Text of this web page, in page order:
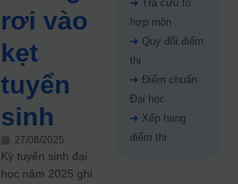
rơi vào
kẹt
tuyển
sinh
27/08/2025
Kỳ tuyển sinh đại
học năm 2025 ghi
➜ Tra cứu tổ
hợp môn
➜ Quy đổi điểm
thi
➜ Điểm chuẩn
Đại học
➜ Xếp hạng
điểm thi